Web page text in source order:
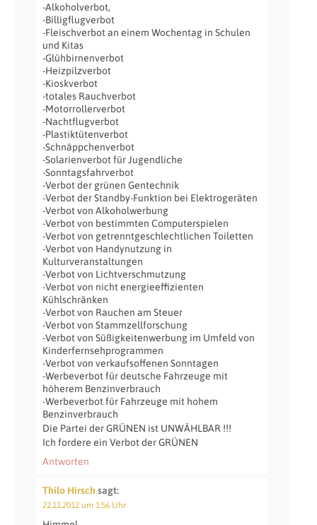
-Alkoholverbot,
-Billigflugverbot
-Fleischverbot an einem Wochentag in Schulen
und Kitas
-Glühbirnenverbot
-Heizpilzverbot
-Kioskverbot
-totales Rauchverbot
-Motorrollerverbot
-Nachtflugverbot
-Plastiktütenverbot
-Schnäppchenverbot
-Solarienverbot für Jugendliche
-Sonntagsfahrverbot
-Verbot der grünen Gentechnik
-Verbot der Standby-Funktion bei Elektrogeräten
-Verbot von Alkoholwerbung
-Verbot von bestimmten Computerspielen
-Verbot von getrenntgeschlechtlichen Toiletten
-Verbot von Handynutzung in
Kulturveranstaltungen
-Verbot von Lichtverschmutzung
-Verbot von nicht energieeffizienten
Kühlschränken
-Verbot von Rauchen am Steuer
-Verbot von Stammzellforschung
-Verbot von Süßigkeitenwerbung im Umfeld von
Kinderfernsehprogrammen
-Verbot von verkaufsoffenen Sonntagen
-Werbeverbot für deutsche Fahrzeuge mit
höherem Benzinverbrauch
-Werbeverbot für Fahrzeuge mit hohem
Benzinverbrauch
Die Partei der GRÜNEN ist UNWÄHLBAR !!!
Ich fordere ein Verbot der GRÜNEN
Antworten
Thilo Hirsch sagt:
22.11.2012 um 1:56 Uhr